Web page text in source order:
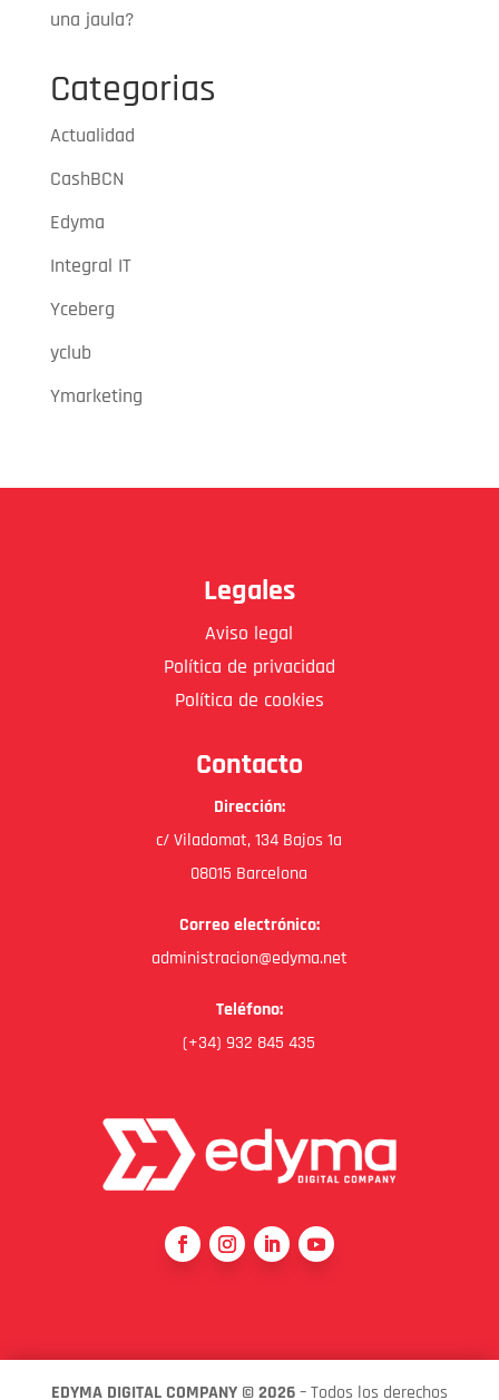
una jaula?
Categorias
Actualidad
CashBCN
Edyma
Integral IT
Yceberg
yclub
Ymarketing
Legales
Aviso legal
Política de privacidad
Política de cookies
Contacto
Dirección:
c/ Viladomat, 134 Bajos 1a
08015 Barcelona
Correo electrónico:
administracion@edyma.net
Teléfono:
(+34) 932 845 435
EDYMA DIGITAL COMPANY © 2026– Todos los derechos